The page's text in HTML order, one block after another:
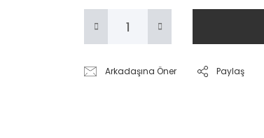
Arkadaşına Öner Paylaş